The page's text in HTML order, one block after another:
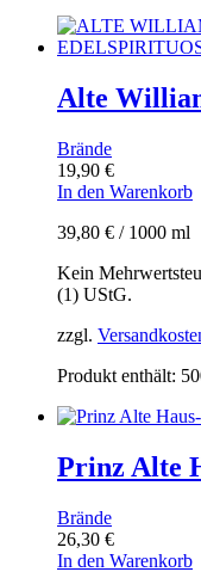
Alte
Brände
19,90 €
In den Warenkorb
39,80 € / 1000 ml
Kein
(1) UStG.
zzgl.
Produkt enthält:
Prinz Alte
Brände
26,30 €
In den Warenkorb